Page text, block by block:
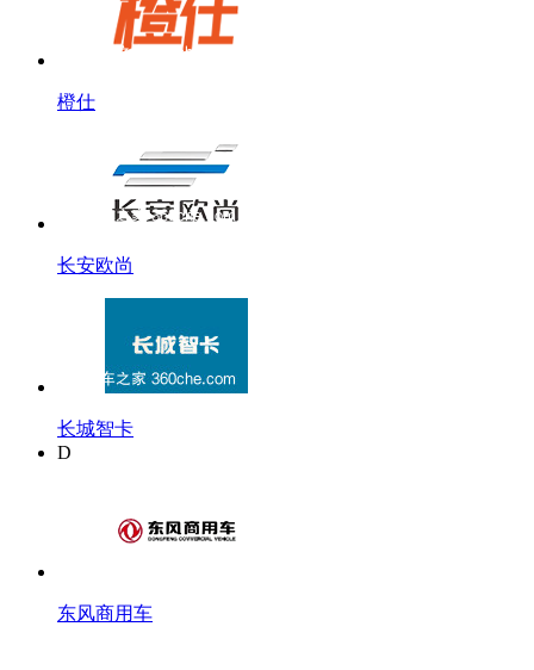
橙仕
长安欧尚
长城智卡
D
东风商用车